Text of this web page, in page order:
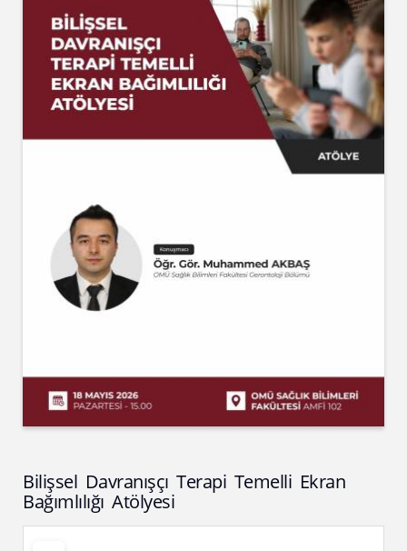
Bilişsel Davranışçı Terapi Temelli Ekran
Bağımlılığı Atölyesi